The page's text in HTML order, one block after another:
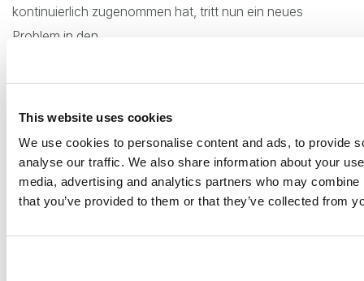
This website uses cookies
We use cookies to personalise content and ads, to provide
analyse our traffic. We also share information about your
media, advertising and analytics partners who may
that you’ve provided to them or that they’ve collected from
kontinuierlich zugenommen hat, tritt nun ein neues
Problem in den...